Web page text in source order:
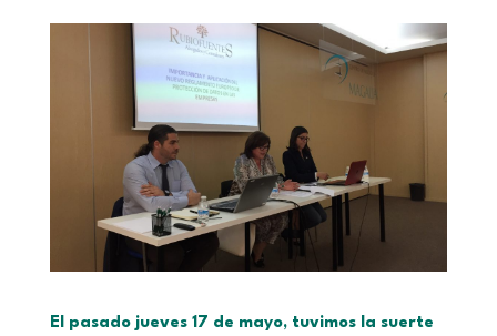
El pasado jueves 17 de mayo, tuvimos la suerte